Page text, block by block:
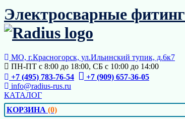
Перейти
к
содержимому
Электросварные
МО, г.Красногорск, ул.Ильинский тупик, д.6к7
ПН-ПТ с 8:00 до 18:00, СБ с 10:00 до 14:00
+7 (495) 783-76-54
+7 (909) 657-36-05
info@radius-rus.ru
КАТАЛОГ
КОРЗИНА (0)